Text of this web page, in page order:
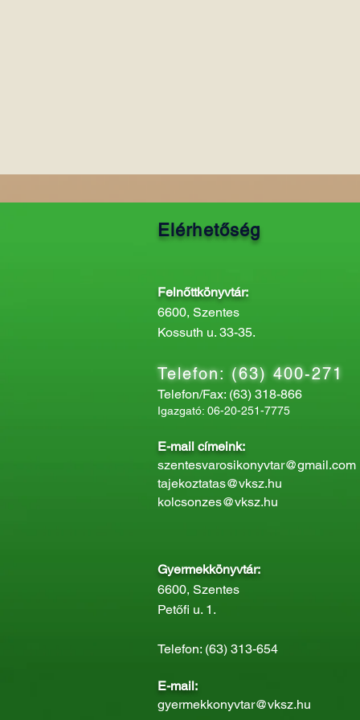
Elérhetőség
Felnőttkönyvtár:
6600, Szentes
Kossuth u. 33-35.
Telefon: (63) 400-271
Telefon/Fax: (63) 318-866
Igazgató: 06-20-251-7775
E-mail címeink:
szentesvarosikonyvtar@gmail.com
tajekoztatas@vksz.hu
kolcsonzes@vksz.hu
Gyermekkönyvtár:
6600, Szentes
Petőfi u. 1.
Telefon: (63) 313-654
E-mail:
gyermekkonyvtar@vksz.hu